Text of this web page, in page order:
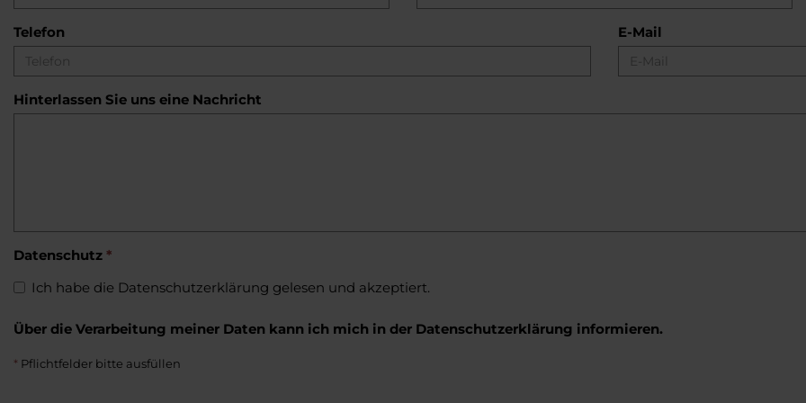
Telefon E-Mail
Hinterlassen Sie uns eine Nachricht
Datenschutz *
Ich habe die Datenschutzerklärung gelesen und akzeptiert.
Über die Verarbeitung meiner Daten kann ich mich in der Datenschutzerklärung informieren.
* Pflichtfelder bitte ausfüllen